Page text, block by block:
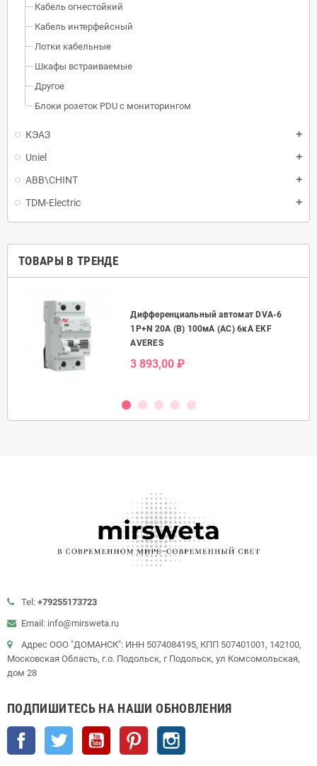
Кабель огнестойкий
Кабель интерфейсный
Лотки кабельные
Шкафы встраиваемые
Другое
Блоки розеток PDU с мониторингом
КЭАЗ
Uniel
ABB\CHINT
TDM-Electric
ТОВАРЫ В ТРЕНДЕ
Дифференциальный автомат DVA-6
1P+N 20А (B) 100мА (AC) 6кА EKF
AVERES
3 893,00 ₽
Tel: +79255173723
Email: info@mirsweta.ru
Адрес ООО "ДОМАНСК": ИНН 5074084195, КПП 507401001, 142100,
Московская Область, г.о. Подольск, г Подольск, ул Комсомольская,
дом 28
ПОДПИШИТЕСЬ НА НАШИ ОБНОВЛЕНИЯ
Facebook Twitter YouTube Pinterest